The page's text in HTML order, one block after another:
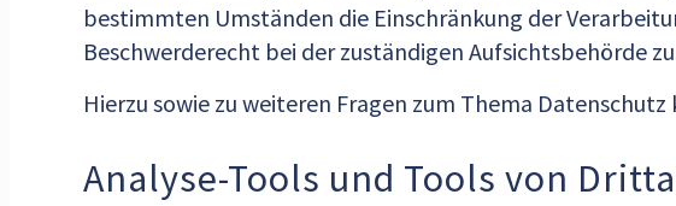
bestimmten Umständen die Einschränkung der
Beschwerderecht bei der zuständigen Aufsichtsbehörde
Hierzu sowie zu weiteren Fragen zum Thema
Analyse-Tools und Tools von